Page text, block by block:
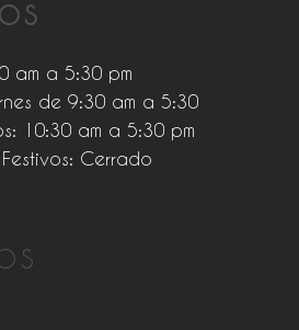
am a 5:30 pm
de 9:30 am a 5:30
10:30 am a 5:30 pm
Cerrado